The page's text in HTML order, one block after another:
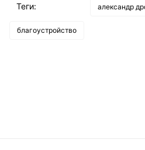
Теги: александр
благоустройство